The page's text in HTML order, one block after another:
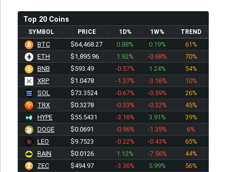
Top 20 Coins
SYMBOL PRICE 1D% 1W% TREND
BTC $64,468.27 0.88% 0.19%
61%
ETH
$1,895.96 1.92% -0.68%
70%
BNB
$593.49 -0.57% 1.24%
54%
XRP
$1.0478 -1.37% -3.16%
10%
SOL
$73.3524 -0.67% -0.59%
26%
TRX
$0.3278 -0.33% -0.32%
45%
HYPE
$55.5431 -3.16% 3.91%
39%
DOGE
$0.0691 -0.96% -1.35%
6%
LEO
$9.7523 -0.22% -0.43%
65%
RAIN
$0.0126 1.12% -7.56%
44%
ZEC
$494.97 -3.36% 5.99%
56%